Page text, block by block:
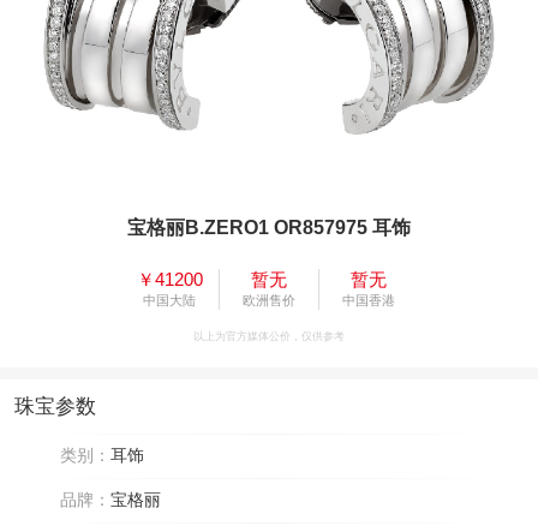
宝格丽B.ZERO1 OR857975 耳饰
￥41200
中国大陆
暂无
欧洲售价
暂无
中国香港
以上为官方媒体公价，仅供参考
珠宝参数
类别： 耳饰
品牌： 宝格丽